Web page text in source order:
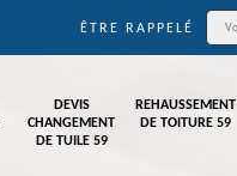
ÊTRE RAPPELÉ
DEVIS
CHANGEMENT
DE TUILE 59
REHAUSSEMENT
DE TOITURE 59